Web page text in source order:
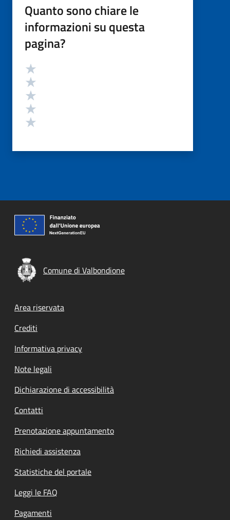
Quanto sono chiare le
informazioni su questa
pagina?
Valutazione
Comune di Valbondione
Footer menu
Area riservata
Crediti
Informativa privacy
Note legali
Dichiarazione di accessibilità
Contatti
Prenotazione appuntamento
Richiedi assistenza
Statistiche del portale
Leggi le FAQ
Pagamenti